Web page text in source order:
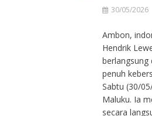
30/05/2026
Ambon,
Hendrik
berlangsung
penuh
Sabtu (30/
Maluku. Ia
secara